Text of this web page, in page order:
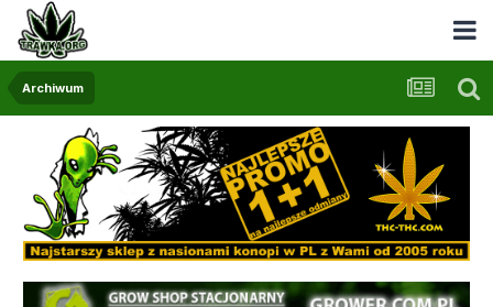
Archiwum